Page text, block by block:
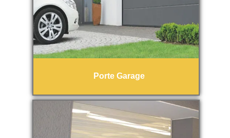
Porte Garage